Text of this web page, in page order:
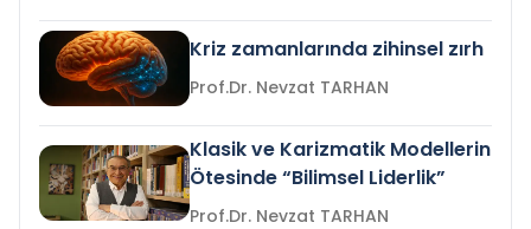
Kriz zamanlarında zihinsel zırh
Prof.Dr. Nevzat TARHAN
Klasik ve Karizmatik Modellerin
Ötesinde “Bilimsel Liderlik”
Prof.Dr. Nevzat TARHAN